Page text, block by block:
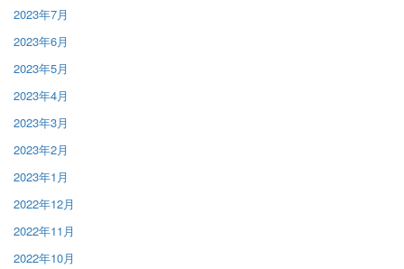
2023年7月
2023年6月
2023年5月
2023年4月
2023年3月
2023年2月
2023年1月
2022年12月
2022年11月
2022年10月